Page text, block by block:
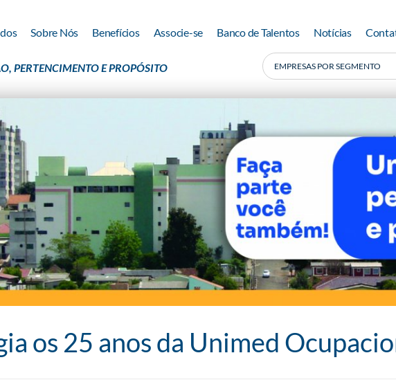
Sobre Nós Benefícios Associe-se Banco de Talentos Notícias
PERTENCIMENTO E PROPÓSITO
os 25 anos da Unimed